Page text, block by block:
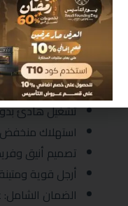
أرفف شبكية
باب زجاجي
قفل أمان ضد
إضاءة داخلية LED موفرة للطاقة
ثرموستات
تشغيل هادئ
استهلاك
تصميم أنيق
أرجل قوية ومتينة
الضمان الشامل: